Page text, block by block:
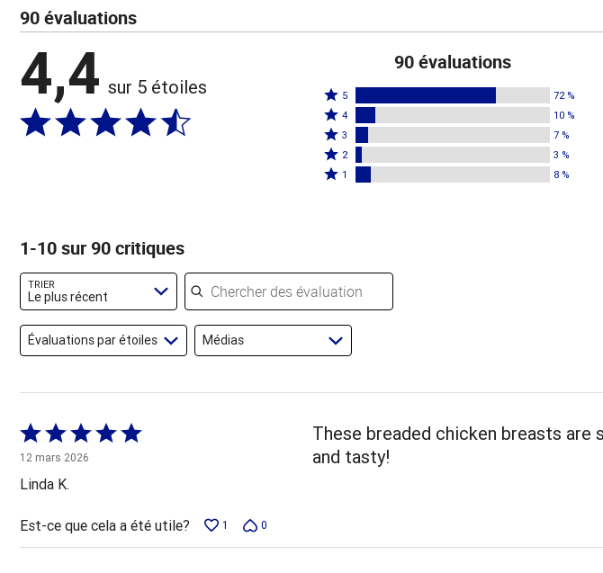
90 évaluations
4,4 sur 5 étoiles
90 évaluations
Coté
5
étoiles
par
72 %
5 72 %
Coté
4
étoiles
par
4 10 %
Coté
3
étoiles
3 7 %
Coté
2
évaluateurs
2 3 %
Coté1 8 %
1-10 sur 90 critiques
TRIER
Le plus récent
Chercher des évaluations
Évaluations par étoiles Médias
Coté
5 sur
5
12 mars 2026
Linda K.
These breaded chicken breasts
and tasty!
Est-ce que cela a été utile? 1 0